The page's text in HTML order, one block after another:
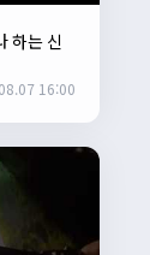
하는 신
16:00